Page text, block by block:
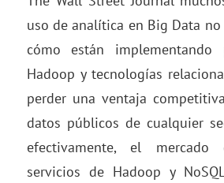
uso de analítica en Big Data
cómo están implementando
Hadoop y tecnologías
perder una ventaja
datos públicos de cualquier
efectivamente, el
servicios de Hadoop y